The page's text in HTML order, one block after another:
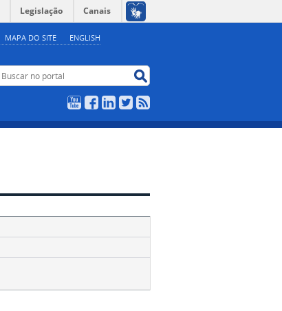
MAPA DO SITE ENGLISH
Legislação Canais
Buscar no portal
YouTubeFacebookLinkedIn
Twitter